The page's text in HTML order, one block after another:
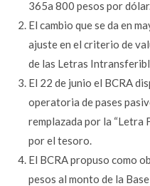
365a 800 pesos por dólar.
El cambio que se da en
ajuste en el criterio de
de las Letras
El 22 de junio el BCRA
operatoria de pases
remplazada por la “Letra
por el tesoro.
El BCRA propuso como
pesos al monto de la